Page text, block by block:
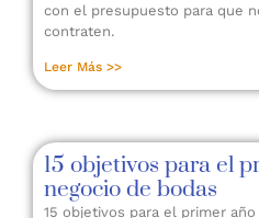
con el presupuesto para que
contraten.
Leer Más >>
15 objetivos para el
negocio de bodas
15 objetivos para el primer